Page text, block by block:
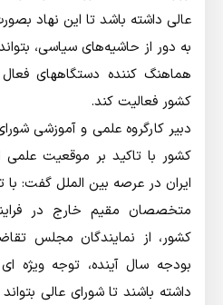
عالی داشته باشد تا این نهاد بصورت
به دور از حاشیه‌های سیاسی،
هماهنگ کننده دستگاههای فعال
کشور فعالیت کند.
دبير كارگروه علمي و آموزشي
كشور با تاکید بر موقعیت علمی
ایران در عرصه بین الملل گفت:
متخصصان مقیم خارج در
کشور، از نمایندگان مجلس
بودجه سال آینده، توجه ویژه
داشته باشند تا شورای عالی